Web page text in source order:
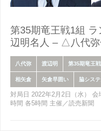
第35期竜王戦1組
辺明名人 – △八代弥
八代弥 渡辺明 第35期竜王戦
相矢倉 矢倉早囲い 脇シス
対局日 2022年2月2日（水）
時間 各5時間 主催／読売新聞